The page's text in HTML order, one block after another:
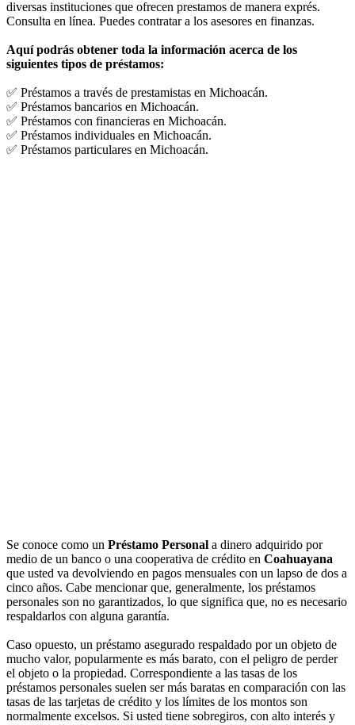
diversas instituciones que ofrecen prestamos de manera exprés.
Consulta en línea. Puedes contratar a los asesores en finanzas.
Aquí podrás obtener toda la información acerca de los
siguientes tipos de préstamos:
✅ Préstamos a través de prestamistas en Michoacán.
✅ Préstamos bancarios en Michoacán.
✅ Préstamos con financieras en Michoacán.
✅ Préstamos individuales en Michoacán.
✅ Préstamos particulares en Michoacán.
Se conoce como un Préstamo Personal a dinero adquirido por
medio de un banco o una cooperativa de crédito en Coahuayana
que usted va devolviendo en pagos mensuales con un lapso de dos a
cinco años. Cabe mencionar que, generalmente, los préstamos
personales son no garantizados, lo que significa que, no es necesario
respaldarlos con alguna garantía.
Caso opuesto, un préstamo asegurado respaldado por un objeto de
mucho valor, popularmente es más barato, con el peligro de perder
el objeto o la propiedad. Correspondiente a las tasas de los
préstamos personales suelen ser más baratas en comparación con las
tasas de las tarjetas de crédito y los límites de los montos son
normalmente excelsos. Si usted tiene sobregiros, con alto interés y